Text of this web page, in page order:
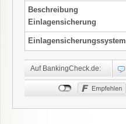
Beschreibung
Einlagensicherung
Einlagensicherungssystem
Auf BankingCheck.de: